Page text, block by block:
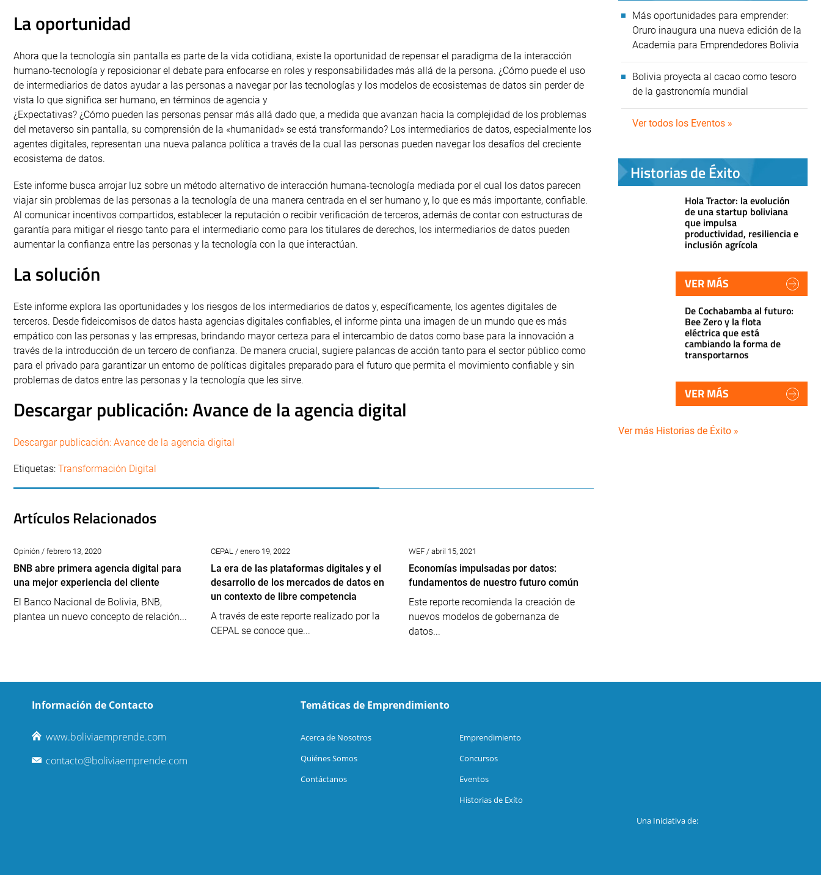
La oportunidad
Ahora que la tecnología sin pantalla es parte de la vida cotidiana, existe la oportunidad de repensar el paradigma de la interacción
humano-tecnología y reposicionar el debate para enfocarse en roles y responsabilidades más allá de la persona. ¿Cómo puede el uso
de intermediarios de datos ayudar a las personas a navegar por las tecnologías y los modelos de ecosistemas de datos sin perder de
vista lo que significa ser humano, en términos de agencia y
¿Expectativas? ¿Cómo pueden las personas pensar más allá dado que, a medida que avanzan hacia la complejidad de los problemas
del metaverso sin pantalla, su comprensión de la «humanidad» se está transformando? Los intermediarios de datos, especialmente los
agentes digitales, representan una nueva palanca política a través de la cual las personas pueden navegar los desafíos del creciente
ecosistema de datos.
Este informe busca arrojar luz sobre un método alternativo de interacción humana-tecnología mediada por el cual los datos parecen
viajar sin problemas de las personas a la tecnología de una manera centrada en el ser humano y, lo que es más importante, confiable.
Al comunicar incentivos compartidos, establecer la reputación o recibir verificación de terceros, además de contar con estructuras de
garantía para mitigar el riesgo tanto para el intermediario como para los titulares de derechos, los intermediarios de datos pueden
aumentar la confianza entre las personas y la tecnología con la que interactúan.
La solución
Este informe explora las oportunidades y los riesgos de los intermediarios de datos y, específicamente, los agentes digitales de
terceros. Desde fideicomisos de datos hasta agencias digitales confiables, el informe pinta una imagen de un mundo que es más
empático con las personas y las empresas, brindando mayor certeza para el intercambio de datos como base para la innovación a
través de la introducción de un tercero de confianza. De manera crucial, sugiere palancas de acción tanto para el sector público como
para el privado para garantizar un entorno de políticas digitales preparado para el futuro que permita el movimiento confiable y sin
problemas de datos entre las personas y la tecnología que les sirve.
Descargar publicación: Avance de la agencia digital
Descargar publicación: Avance de la agencia digital
Etiquetas: Transformación Digital
Artículos Relacionados
Opinión / febrero 13, 2020
BNB abre primera agencia digital para
una mejor experiencia del cliente
El Banco Nacional de Bolivia, BNB,
plantea un nuevo concepto de relación...
CEPAL / enero 19, 2022
La era de las plataformas digitales y el
desarrollo de los mercados de datos en
un contexto de libre competencia
A través de este reporte realizado por la
CEPAL se conoce que...
WEF / abril 15, 2021
Economías impulsadas por datos:
fundamentos de nuestro futuro común
Este reporte recomienda la creación de
nuevos modelos de gobernanza de
datos...
Más oportunidades para emprender:
Oruro inaugura una nueva edición de la
Academia para Emprendedores Bolivia
Bolivia proyecta al cacao como tesoro
de la gastronomía mundial
Ver todos los Eventos »
Historias de Éxito
Hola Tractor: la evolución
de una startup boliviana
que impulsa
productividad, resiliencia e
inclusión agrícola
VER MÁS
De Cochabamba al futuro:
Bee Zero y la flota
eléctrica que está
cambiando la forma de
transportarnos
VER MÁS
Ver más Historias de Éxito »
Información de Contacto
www.boliviaemprende.com
contacto@boliviaemprende.com
Temáticas de Emprendimiento
Acerca de Nosotros
Quiénes Somos
Contáctanos
Emprendimiento
Concursos
Eventos
Historias de Exíto
Una Iniciativa de: